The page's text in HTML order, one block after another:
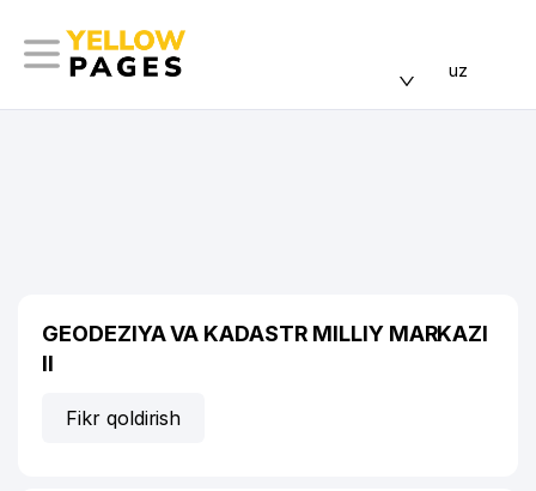
uz
GEODEZIYA VA KADASTR MILLIY MARKAZI
II
Fikr qoldirish